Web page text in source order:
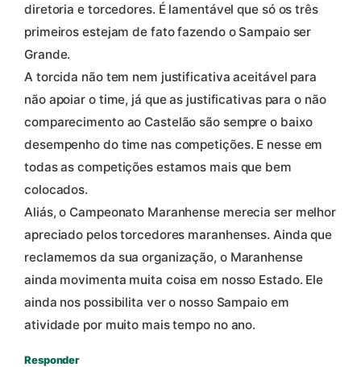
diretoria e torcedores. É lamentável que só os três
primeiros estejam de fato fazendo o Sampaio ser
Grande.
A torcida não tem nem justificativa aceitável para
não apoiar o time, já que as justificativas para o não
comparecimento ao Castelão são sempre o baixo
desempenho do time nas competições. E nesse em
todas as competições estamos mais que bem
colocados.
Aliás, o Campeonato Maranhense merecia ser melhor
apreciado pelos torcedores maranhenses. Ainda que
reclamemos da sua organização, o Maranhense
ainda movimenta muita coisa em nosso Estado. Ele
ainda nos possibilita ver o nosso Sampaio em
atividade por muito mais tempo no ano.
Responder